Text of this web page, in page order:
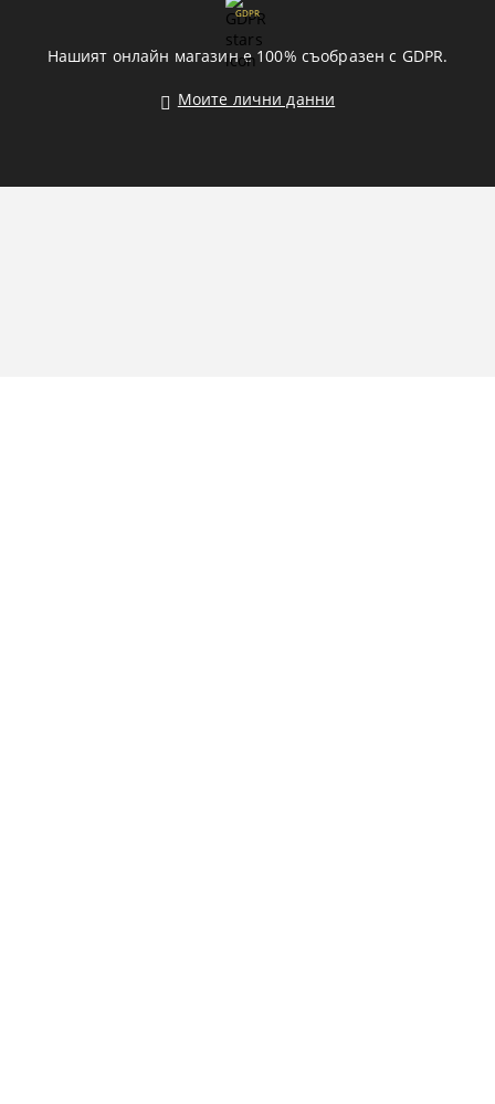
GDPR
Нашият онлайн магазин е 100% съобразен с GDPR.
Моите лични данни